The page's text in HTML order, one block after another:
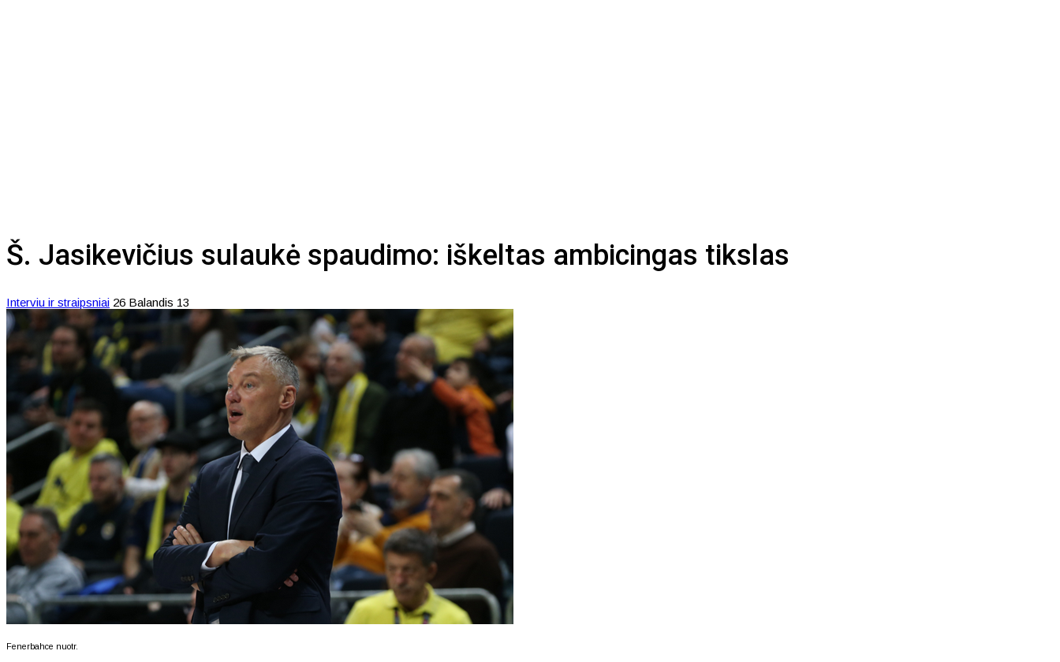
Š. Jasikevičius sulaukė spaudimo: iškeltas ambicingas tikslas
Interviu ir straipsniai 26 Balandis 13
Fenerbahce nuotr.